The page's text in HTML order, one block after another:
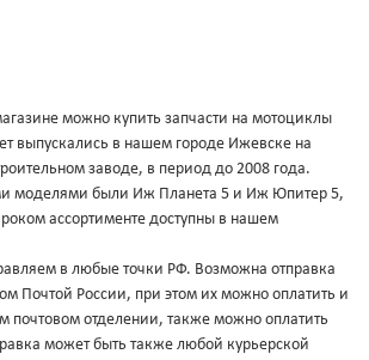
можно купить запчасти на мотоциклы
выпускались в нашем городе Ижевске на
заводе, в период до 2008 года.
моделями были Иж Планета 5 и Иж Юпитер 5,
ассортименте доступны в нашем
в любые точки РФ. Возможна отправка
Почтой России, при этом их можно оплатить и
почтовом отделении, также можно оплатить
может быть также любой курьерской